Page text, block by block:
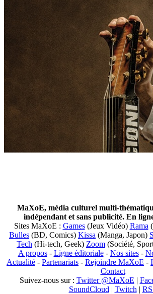
MaXoE, média culturel multi-
indépendant et sans publicité. En
Sites MaXoE : Games(Jeux Vidéo) Rama
Bulles (BD, Comics) Kissa (Manga, Japon)
Tech (Hi-tech, Geek) Zoom (Société,
A propos- Ligne éditoriale- Nos sites-
Actualité - Partenariats - Rejoindre MaXoE -
Contact
Suivez-nous sur : Twitter @MaXoE |
SoundCloud | Twitch |